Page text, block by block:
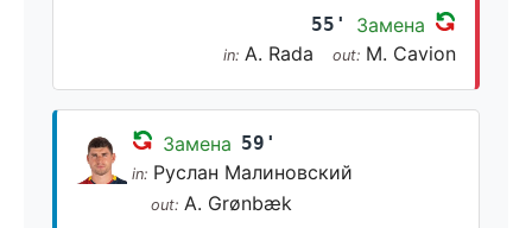
55' Замена
in: A. Rada out: M. Cavion
Замена 59'
in: Руслан Малиновский
out: A. Grønbæk